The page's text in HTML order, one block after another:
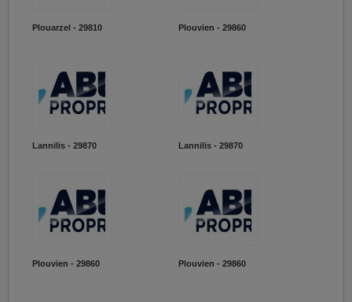
Plouarzel - 29810 Plouvien - 29860
Lannilis - 29870 Lannilis - 29870
Plouvien - 29860 Plouvien - 29860